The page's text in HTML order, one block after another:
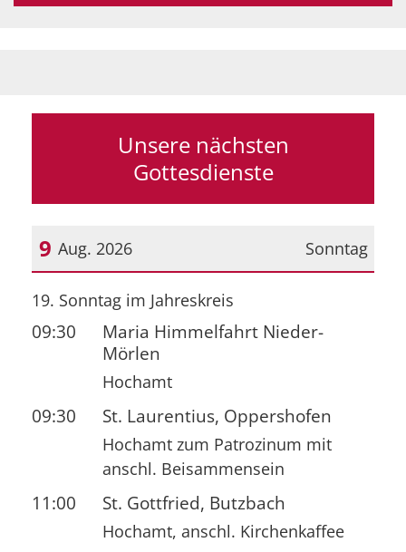
Unsere nächsten
Gottesdienste
Sonntag
9 Aug. 2026
Datum: 9. August 2026
19. Sonntag im Jahreskreis
09:30
Maria Himmelfahrt Nieder-
Mörlen
Hochamt
09:30 St. Laurentius, Oppershofen
Hochamt zum Patrozinum mit
anschl. Beisammensein
11:00 St. Gottfried, Butzbach
Hochamt, anschl. Kirchenkaffee